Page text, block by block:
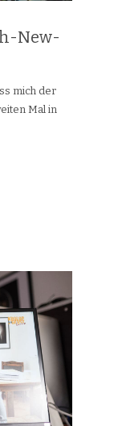
New-
mich der
Mal in